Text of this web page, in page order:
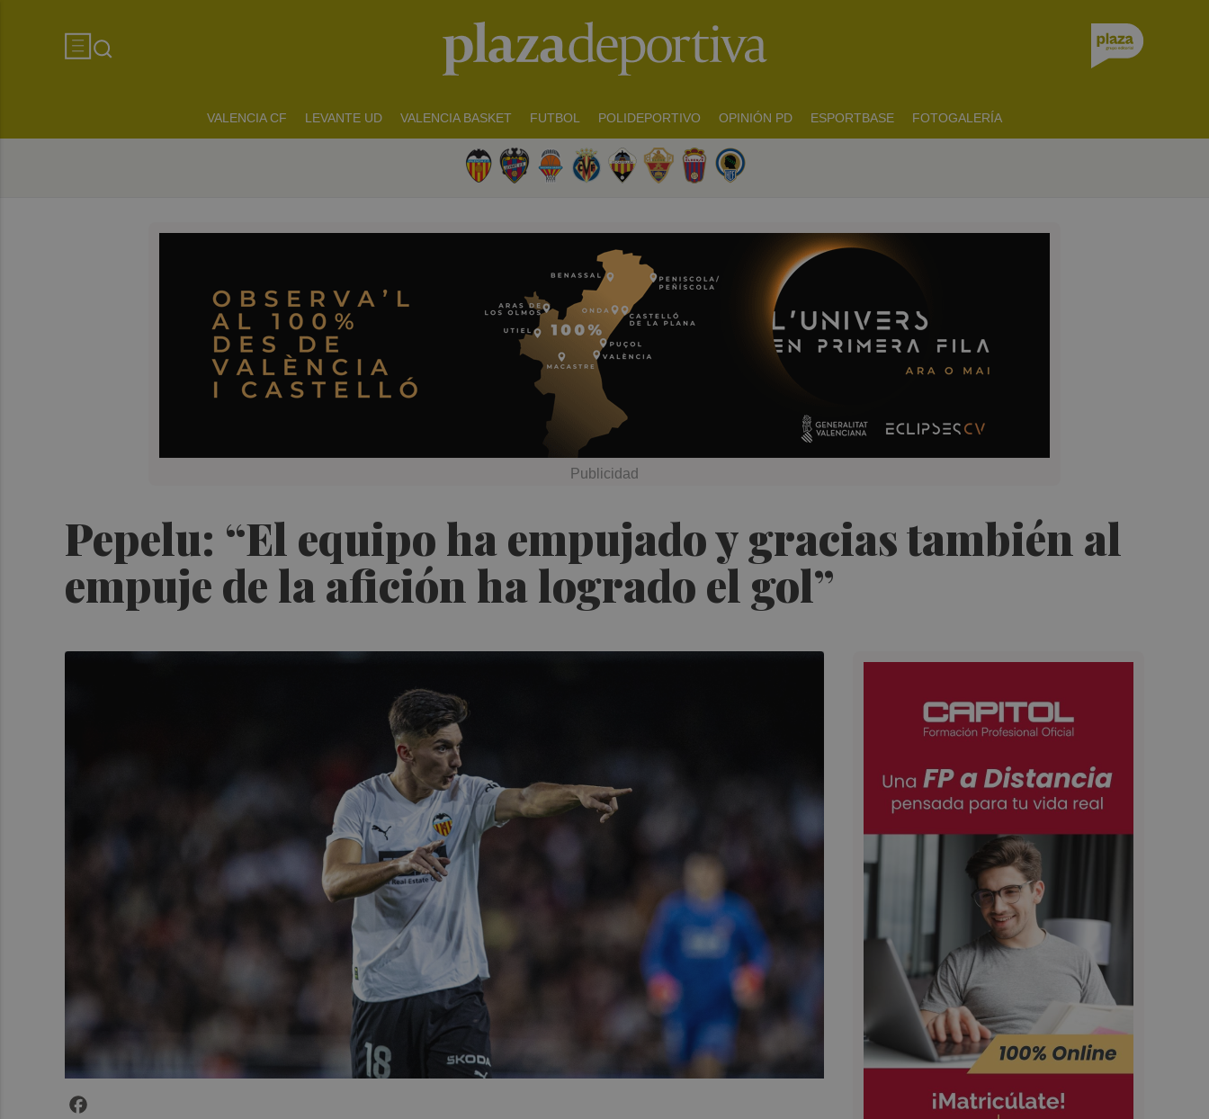
VALENCIA CF LEVANTE UD VALENCIA BASKET FUTBOL POLIDEPORTIVO OPINIÓN PD ESPORTBASE FOTOGALERÍA
Pepelu: “El equipo ha empujado y gracias también al
empuje de la afición ha logrado el gol”